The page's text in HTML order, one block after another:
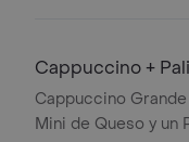
Cappuccino +
Pop Dots
Cappuccino Grande
Mini de Queso y un